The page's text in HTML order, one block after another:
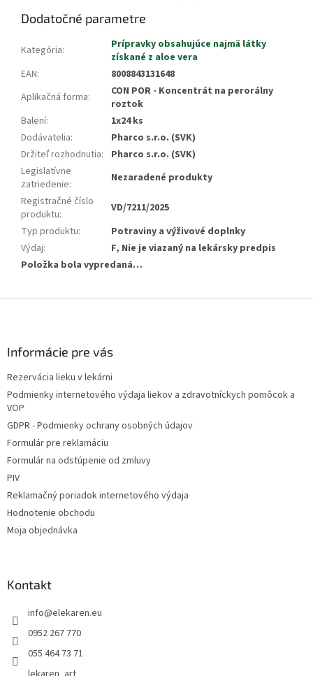
Dodatočné parametre
Kategória:
Prípravky obsahujúce najmä látky
získané z aloe vera
EAN:
8008843131648
Aplikačná forma:
CON POR - Koncentrát na perorálny
roztok
Balení:
1x24 ks
Dodávatelia:
Pharco s.r.o. (SVK)
Držiteľ rozhodnutia:
Pharco s.r.o. (SVK)
Legislatívne
zatriedenie:
Nezaradené produkty
Registračné číslo
produktu:
VD/7211/2025
Typ produktu:
Potraviny a výživové doplnky
Výdaj:
F, Nie je viazaný na lekársky predpis
Položka bola vypredaná…
Informácie pre vás
Rezervácia lieku v lekárni
Podmienky internetového výdaja liekov a zdravotníckych pomôcok a
VOP
GDPR - Podmienky ochrany osobných údajov
Formulár pre reklamáciu
Formulár na odstúpenie od zmluvy
PIV
Reklamačný poriadok internetového výdaja
Hodnotenie obchodu
Moja objednávka
Kontakt
info@elekaren.eu
0952 267 770
055 464 73 71